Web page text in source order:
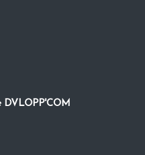
DVLOPP'COM